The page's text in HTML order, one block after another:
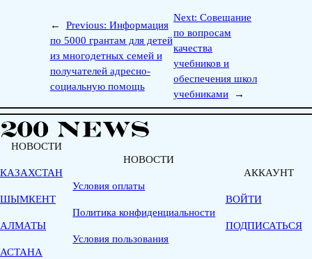
← Previous: Информация
по 5000 грантам для детей
из многодетных семей и
получателей адресно-
социальную помощь
Next:Совещание
по вопросам
качества
учебников и
обеспечения школ
учебниками
→
НОВОСТИ
КАЗАХСТАН
ШЫМКЕНТ
АЛМАТЫ
АСТАНА
НОВОСТИ
Условия оплаты
Политика конфиденциальности
Условия пользования
АККАУНТ
ВОЙТИ
ПОДПИСАТЬСЯ